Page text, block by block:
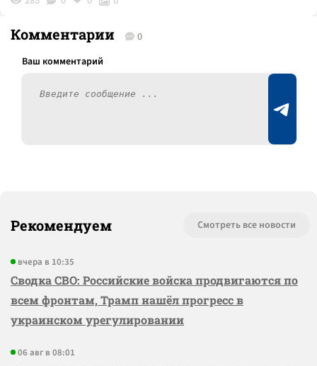
Комментарии 0
Рекомендуем Смотреть все новости
вчера в 10:35
Сводка СВО: Российские войска продвигаются по
всем фронтам, Трамп нашёл прогресс в
украинском урегулировании
06 авг в 08:01